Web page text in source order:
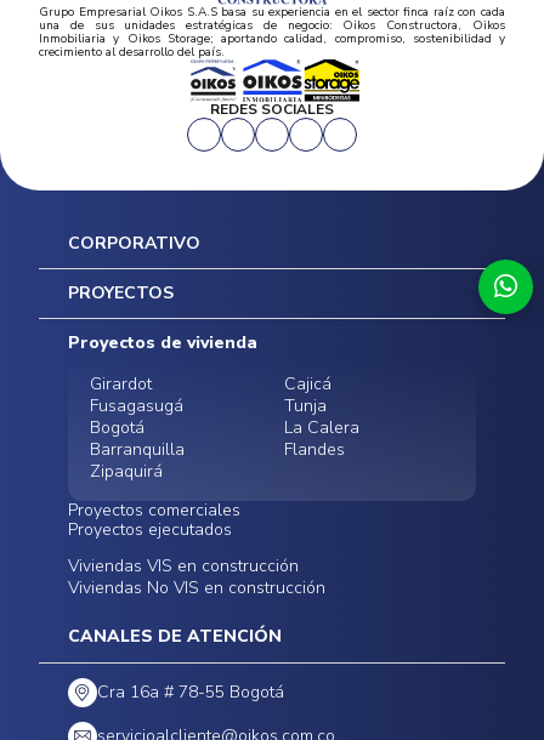
Grupo Empresarial Oikos S.A.S basa su experiencia en el sector finca raíz con cada
una de sus unidades estratégicas de negocio: Oikos Constructora, Oikos
Inmobiliaria y Oikos Storage; aportando calidad, compromiso, sostenibilidad y
crecimiento al desarrollo del país.
REDES SOCIALES
CORPORATIVO
Inicio
Postventas
Contratación Directa
Noticias
PROYECTOS
Proyectos de vivienda
Girardot
Cajicá
Fusagasugá
Tunja
Bogotá
La Calera
Barranquilla
Flandes
Zipaquirá
Proyectos comerciales
Funza
Infinitum Zentral
Bodegas - ALMAX
Centro Comercial
Proyectos ejecutados
Conoce nuestros
proyectos ejecutados
Viviendas VIS en construcción
Viviendas No VIS en construcción
CANALES DE ATENCIÓN
Cra 16a # 78-55 Bogotá
servicioalcliente@oikos.com.co